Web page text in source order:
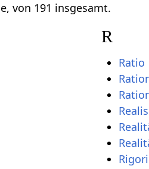
von 191 insgesamt.
R
Ratio